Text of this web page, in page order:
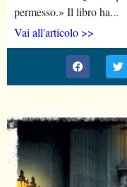
permesso.» Il libro ha...
Vai all'articolo >>